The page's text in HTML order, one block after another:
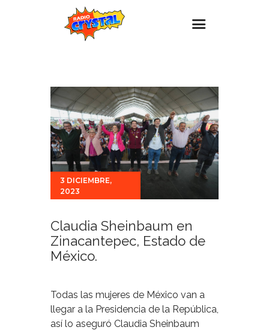
Estaciones
Eventos
Promociones
Noticias
Para ti
Contacto
3 DICIEMBRE,
2023
Claudia Sheinbaum en
Zinacantepec, Estado de
México.
Todas las mujeres de México van a
llegar a la Presidencia de la República,
así lo aseguró Claudia Sheinbaum